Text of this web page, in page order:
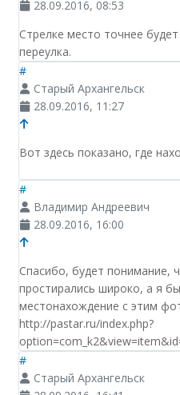
28.09.2016, 08:53
Стрелке место точнее
переулка.
#
Старый Архангельск
28.09.2016, 11:27
Вот здесь показано, где
#
Владимир Андреевич
28.09.2016, 16:00
Спасибо, будет понимание,
простирались широко, а я
местонахождение с этим
http://pastar.ru/index.php?
#
Старый Архангельск